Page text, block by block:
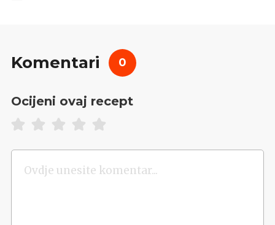
Komentari 0
Ocijeni ovaj recept